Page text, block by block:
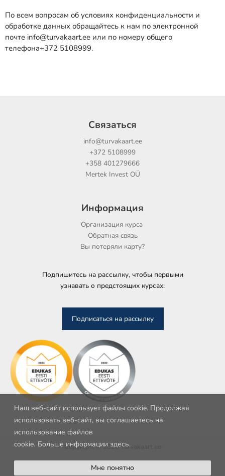
Наш веб-сайт использует файлы cookie. Продолжая
использовать веб-сайт, вы соглашаетесь на
использование файлов
cookie. Больше информации здесь.
Мне понятно
По всем вопросам об условиях конфиденциальности и
обработке данных обращайтесь к нам по электронной
почте info@turvakaart.ee или по номеру общего
телефона+372 5108999.
Связаться
info@turvakaart.ee
+372 5108999
+358 401279666
Mertek Invest OÜ
Информация
Организация курса
Обратная связь
Вы потеряли карту?
Подпишитесь на рассылку, чтобы первыми
узнавать о предстоящих курсах:
Подписаться на рассылку
Copyright © 2026 Turvakaart.ee
Условия конфиденциальности